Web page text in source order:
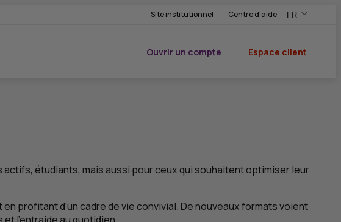
Site institutionnel Centre d'aide FR
,Version
,Changer de
le site
Ouvrir un compte
Espace client
étudiants, mais aussi pour ceux qui souhaitent optimiser leur
profitant d’un cadre de vie convivial. De nouveaux formats voient